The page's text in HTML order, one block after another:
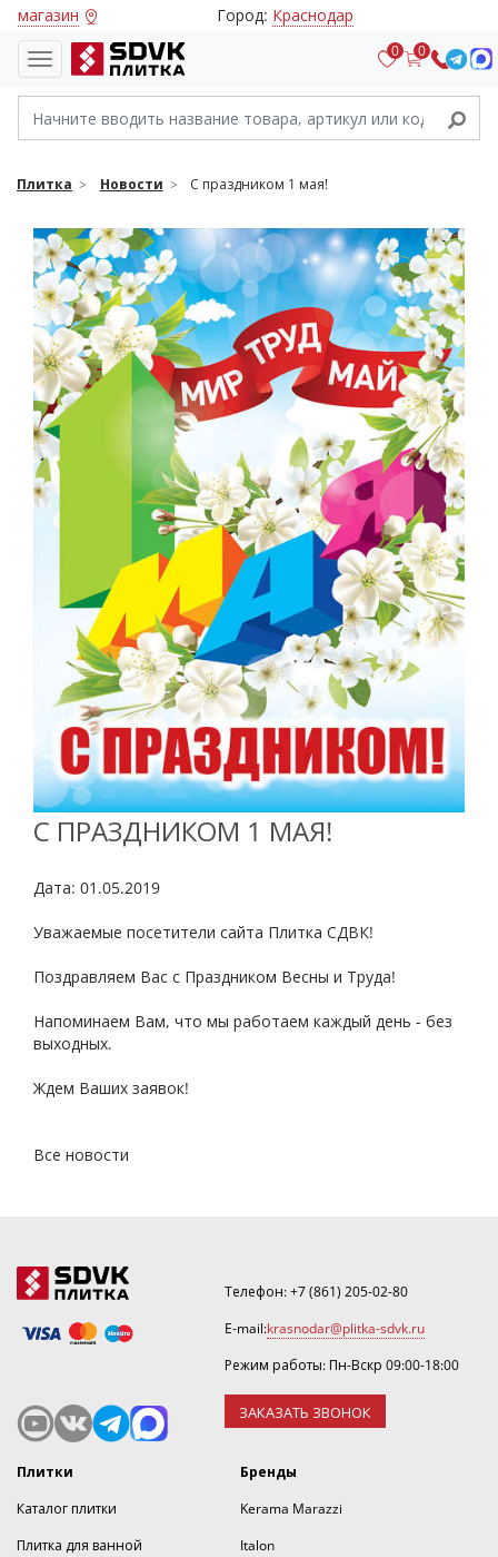
магазин Город: Краснодар
0 0
Плитка Новости С праздником 1 мая!
С ПРАЗДНИКОМ 1 МАЯ!
Дата: 01.05.2019
Уважаемые посетители сайта Плитка СДВК!
Поздравляем Вас с Праздником Весны и Труда!
Напоминаем Вам, что мы работаем каждый день - без
выходных.
Ждем Ваших заявок!
Все новости
Телефон:+7 (861) 205-02-80
E-mail:krasnodar@plitka-sdvk.ru
Режим работы: Пн-Вскр 09:00-18:00
ЗАКАЗАТЬ ЗВОНОК
Плитки
Каталог плитки
Плитка для ванной
Бренды
Kerama Marazzi
Italon